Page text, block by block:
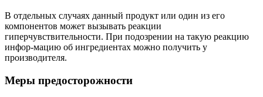
В отдельных случаях данный продукт или один из его
компонентов может вызывать реакции
гиперчувствительности. При подозрении на такую реакцию
инфор-мацию об ингредиентах можно получить у
производителя.
Меры предосторожности